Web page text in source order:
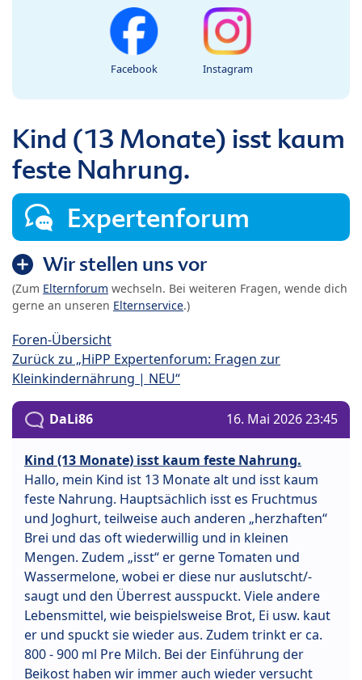
Facebook Instagram
Kind (13 Monate) isst kaum
feste Nahrung.
Expertenforum
Wir stellen uns vor
(Zum Elternforum wechseln. Bei weiteren Fragen, wende dich
gerne an unseren Elternservice.)
Foren-Übersicht
Zurück zu „HiPP Expertenforum: Fragen zur
Kleinkindernährung | NEU“
DaLi86 16. Mai 2026 23:45
Kind (13 Monate) isst kaum feste Nahrung.
Hallo, mein Kind ist 13 Monate alt und isst kaum
feste Nahrung. Hauptsächlich isst es Fruchtmus
und Joghurt, teilweise auch anderen „herzhaften“
Brei und das oft wiederwillig und in kleinen
Mengen. Zudem „isst“ er gerne Tomaten und
Wassermelone, wobei er diese nur auslutscht/-
saugt und den Überrest ausspuckt. Viele andere
Lebensmittel, wie beispielsweise Brot, Ei usw. kaut
er und spuckt sie wieder aus. Zudem trinkt er ca.
800 - 900 ml Pre Milch. Bei der Einführung der
Beikost haben wir immer auch wieder versucht